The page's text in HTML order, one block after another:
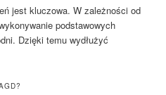
jest kluczowa. W zależności od
podstawowych
Dzięki temu wydłużyć